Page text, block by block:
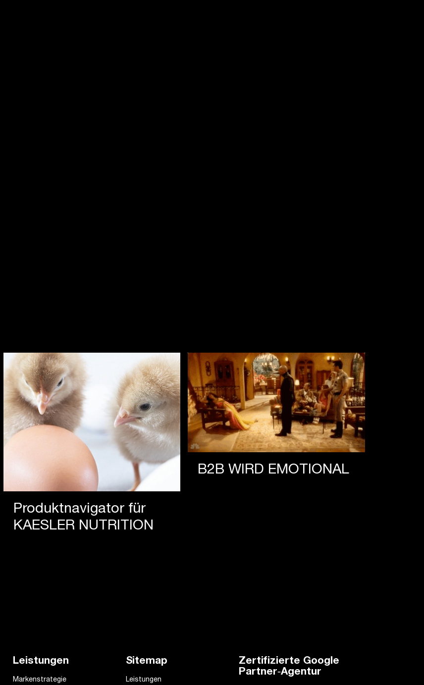
Produk­tnavi­gator für
KAESLER NUTRITION
B2B WIRD EMOTIONAL
Leistungen
Markenstrategie
Sitemap
Leistungen
Zertifizierte Google
Partner‑Agentur